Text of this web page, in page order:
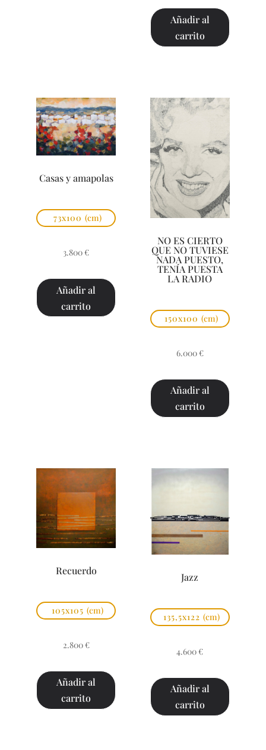
Añadir al
carrito
Casas y amapolas
73x100 (cm)
3.800 €
Añadir al
carrito
NO ES CIERTO
QUE NO TUVIESE
NADA PUESTO,
TENÍA PUESTA
LA RADIO
150x100 (cm)
6.000 €
Añadir al
carrito
Recuerdo
105x105 (cm)
2.800 €
Añadir al
carrito
Jazz
135,5x122 (cm)
4.600 €
Añadir al
carrito